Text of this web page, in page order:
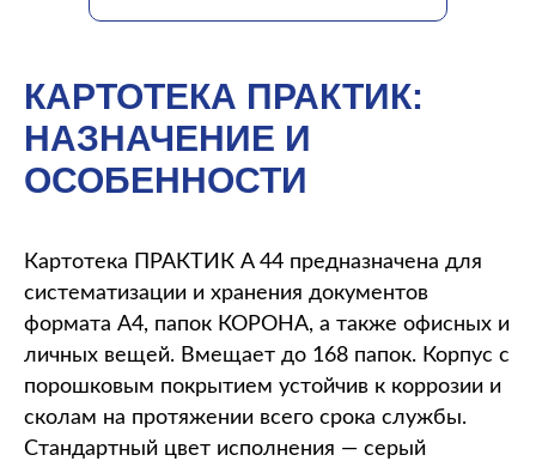
КАРТОТЕКА ПРАКТИК:
НАЗНАЧЕНИЕ И
ОСОБЕННОСТИ
Картотека ПРАКТИК A 44 предназначена для
систематизации и хранения документов
формата А4, папок КОРОНА, а также офисных и
личных вещей. Вмещает до 168 папок. Корпус с
порошковым покрытием устойчив к коррозии и
сколам на протяжении всего срока службы.
Стандартный цвет исполнения — серый